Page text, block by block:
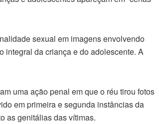
sexual em imagens envolvendo
integral da criança e do adolescente. A
uma ação penal em que o réu tirou fotos
em primeira esegunda instâncias da
as genitálias das vítimas.